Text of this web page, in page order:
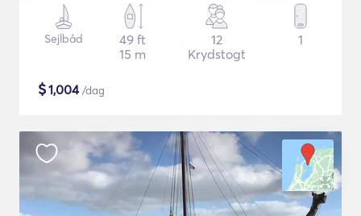
Sejlbåd
49 ft
15 m
12
Krydstogt
1
$1,004/dag